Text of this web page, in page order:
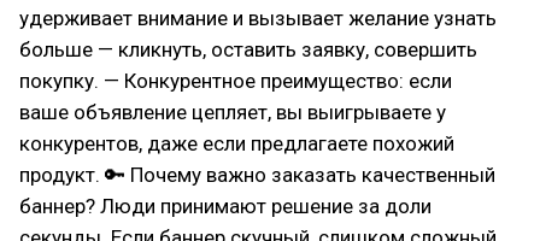
удерживает внимание и вызывает желание узнать
больше — кликнуть, оставить заявку, совершить
покупку. — Конкурентное преимущество: если
ваше объявление цепляет, вы выигрываете у
конкурентов, даже если предлагаете похожий
продукт. 🔑 Почему важно заказать качественный
баннер? Люди принимают решение за доли